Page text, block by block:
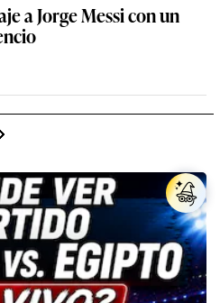
a Jorge Messi con un